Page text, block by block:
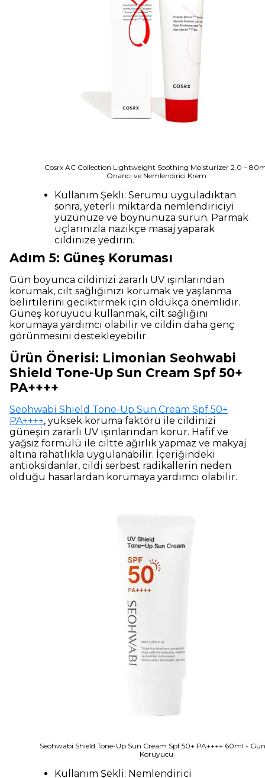
Cosrx AC Collection Lightweight Soothing Moisturizer 2.0 –
Onarıcı ve Nemlendirici Krem
Kullanım Şekli: Serumu uyguladıktan
sonra, yeterli miktarda nemlendiriciyi
yüzünüze ve boynunuza sürün. Parmak
uçlarınızla nazikçe masaj yaparak
cildinize yedirin.
Adım 5: Güneş Koruması
Gün boyunca cildinizi zararlı UV ışınlarından
korumak, cilt sağlığınızı korumak ve yaşlanma
belirtilerini geciktirmek için oldukça önemlidir.
Güneş koruyucu kullanmak, cilt sağlığını
korumaya yardımcı olabilir ve cildin daha genç
görünmesini destekleyebilir.
Ürün Önerisi: Limonian Seohwabi
Shield Tone-Up Sun Cream Spf 50+
PA++++
Seohwabi Shield Tone-Up Sun Cream Spf 50+
PA++++, yüksek koruma faktörü ile cildinizi
güneşin zararlı UV ışınlarından korur. Hafif ve
yağsız formülü ile ciltte ağırlık yapmaz ve makyaj
altına rahatlıkla uygulanabilir. İçeriğindeki
antioksidanlar, cildi serbest radikallerin neden
olduğu hasarlardan korumaya yardımcı olabilir.
Seohwabi Shield Tone-Up Sun Cream Spf 50+ PA++++ 60ml -
Koruyucu
Kullanım Şekli: Nemlendirici